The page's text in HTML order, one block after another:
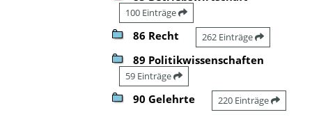
100 Einträge
86 Recht 262 Einträge
89 Politikwissenschaften
59 Einträge
90 Gelehrte 220 Einträge